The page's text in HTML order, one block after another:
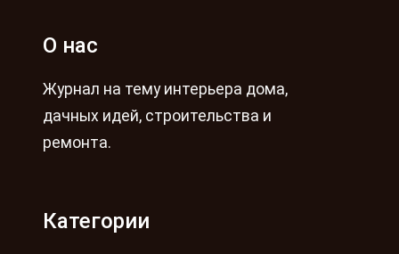
О нас
Журнал на тему интерьера дома,
дачных идей, строительства и
ремонта.
Категории